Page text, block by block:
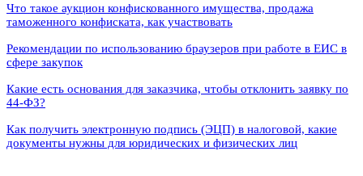
Что такое аукцион конфискованного имущества, продажа
таможенного конфиската, как участвовать
Рекомендации по использованию браузеров при работе в ЕИС в
сфере закупок
Какие есть основания для заказчика, чтобы отклонить заявку по
44-ФЗ?
Как получить электронную подпись (ЭЦП) в налоговой, какие
документы нужны для юридических и физических лиц